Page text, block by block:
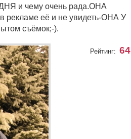
и чему очень рада.ОНА
рекламе её и не увидеть-ОНА У
съёмок;-).
Рейтинг: 64